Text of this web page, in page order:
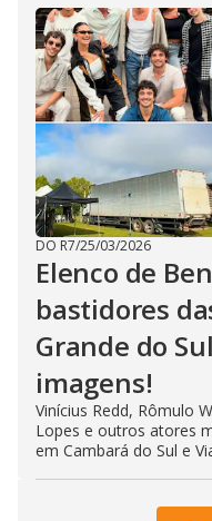
DO R7/25/03/2026
Elenco de
bastidores
Grande do
imagens!
Vinícius Redd, Rômulo
Lopes e outros atores
em Cambará do Sul e